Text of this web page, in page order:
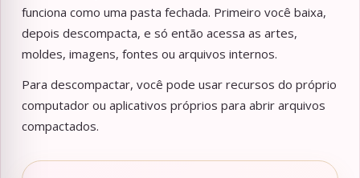
funciona como uma pasta fechada. Primeiro você baixa,
depois descompacta, e só então acessa as artes,
moldes, imagens, fontes ou arquivos internos.
Para descompactar, você pode usar recursos do próprio
computador ou aplicativos próprios para abrir arquivos
compactados.